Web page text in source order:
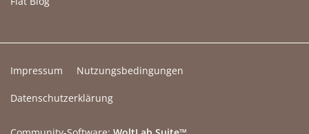
Impressum Nutzungsbedingungen
Datenschutzerklärung